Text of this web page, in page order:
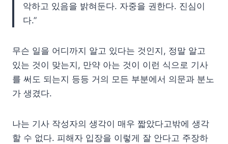
악하고 있음을 밝혀둔다. 자중을 권한다. 진심이
다.”
무슨 일을 어디까지 알고 있다는 것인지, 정말 알고
있는 것이 맞는지, 만약 아는 것이 이런 식으로 기사
를 써도 되는지 등등 거의 모든 부분에서 의문과 분노
가 생겼다.
나는 기사 작성자의 생각이 매우 짧았다고밖에 생각
할 수 없다. 피해자 입장을 이렇게 잘 안다고 주장하